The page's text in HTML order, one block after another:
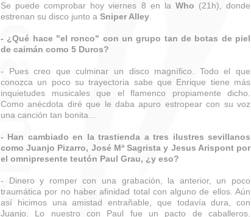
Se puede comprobar hoy viernes 8 en la Who (21h), donde
estrenan su disco junto a Sniper Alley
- ¿Qué hace "el ronco" con un grupo tan de botas de piel
de caimán como 5 Duros?
- Pues creo que culminar un disco magnífico. Todo el que
conozca un poco su trayectoria sabe que Enrique tiene más
inquietudes musicales que el flamenco propiamente dicho.
Como anécdota diré que le daba apuro estropear con su voz
una canción tan bonita...
- Han cambiado en la trastienda a tres ilustres sevillanos
como Juanjo Pizarro, José Mª Sagrista y Jesus Arispont por
el omnipresente teutón Paul Grau, ¿y eso?
- Dinero y romper con una grabación, la anterior, un poco
traumática por no haber afinidad total con alguno de ellos. Aún
así hicimos una amistad entrañable, que todavía dura, con
Juanjo. Lo nuestro con Paul fue un pacto de caballeros.